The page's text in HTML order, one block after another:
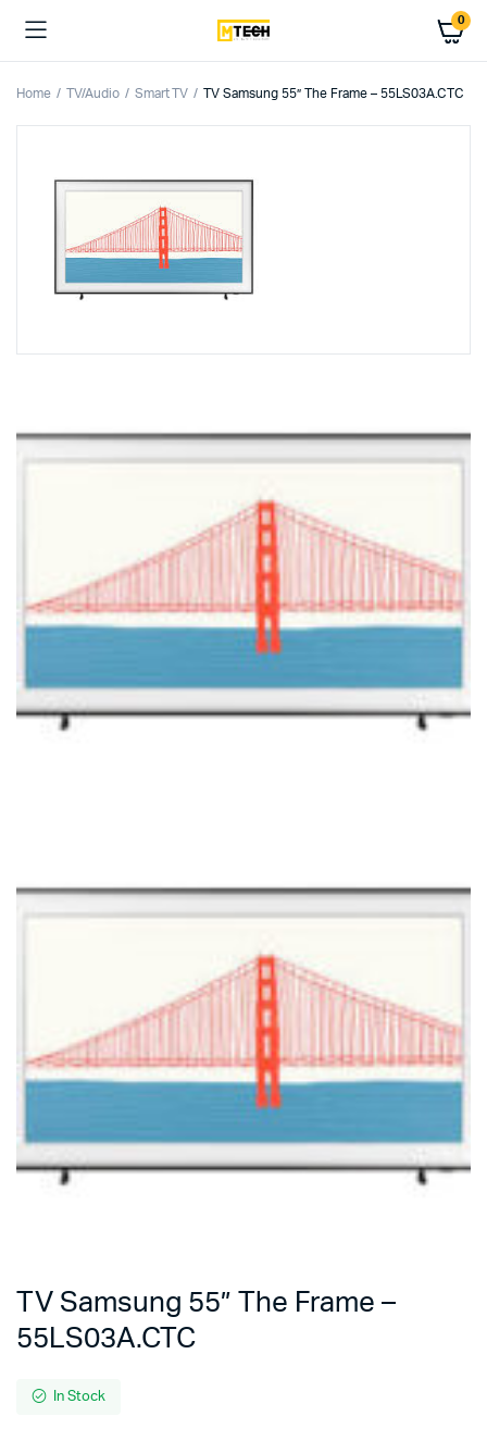
0
Home TV/Audio Smart TV TV Samsung 55” The Frame – 55LS03A.CTC
TV Samsung 55” The Frame –
55LS03A.CTC
In Stock